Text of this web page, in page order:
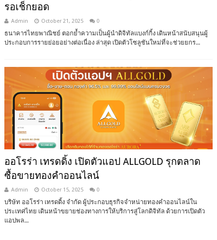
รอเช็กยอด
Admin October 21, 2025 0
ธนาคารไทยพาณิชย์ ตอกย้ำความเป็นผู้นำดิจิทัลแบงก์กิ้ง เดินหน้าสนับสนุนผู้
ประกอบการรายย่อยอย่างต่อเนื่อง ล่าสุด เปิดตัวโซลูชันใหม่ที่จะช่วยยกร...
ออโรร่า เทรดดิ้ง เปิดตัวแอป ALLGOLD รุกตลาด
ซื้อขายทองคำออนไลน์
Admin October 15, 2025 0
บริษัท ออโรร่า เทรดดิ้ง จำกัด ผู้ประกอบธุรกิจจำหน่ายทองคำออนไลน์ใน
ประเทศไทย เดินหน้าขยายช่องทางการให้บริการสู่โลกดิจิทัล ด้วยการเปิดตัว
แอปพล...